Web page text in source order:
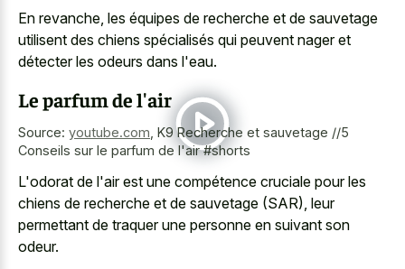
En revanche, les équipes de recherche et de sauvetage
utilisent des chiens spécialisés qui peuvent nager et
détecter les odeurs dans l'eau.
Le parfum de l'air
Source: youtube.com K9 Recherche et sauvetage //5
Conseils sur le parfum de l'air #shorts
L'odorat de l'air est une compétence cruciale pour les
chiens de recherche et de sauvetage (SAR), leur
permettant de traquer une personne en suivant son
odeur.